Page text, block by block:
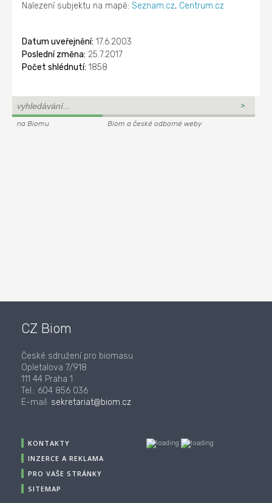
Nalezení subjektu na mapě:Seznam.cz, Centrum.cz
Datum uveřejnění: 17.6.2003
Poslední změna: 25.7.2017
Počet shlédnutí: 1858
na Biomu Biom a české odborné weby
CZ Biom
České sdružení pro biomasu
Opletalova 7/918
111 44 Praha 1
Tel.: 604 856 036
E-mail: sekretariat@biom.cz
KONTAKTY
INZERCE A REKLAMA
PRO VAŠE STRÁNKY
SITEMAP